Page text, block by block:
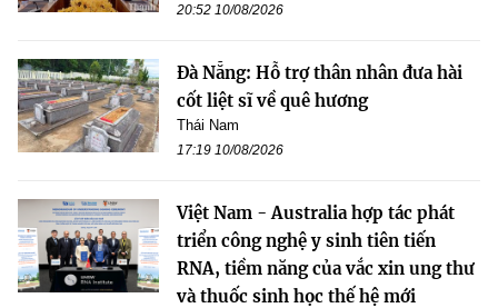
20:52 10/08/2026
Đà Nẵng: Hỗ trợ thân nhân đưa hài
cốt liệt sĩ về quê hương
Thái Nam
17:19 10/08/2026
Việt Nam - Australia hợp tác phát
triển công nghệ y sinh tiên tiến
RNA, tiềm năng của vắc xin ung thư
và thuốc sinh học thế hệ mới